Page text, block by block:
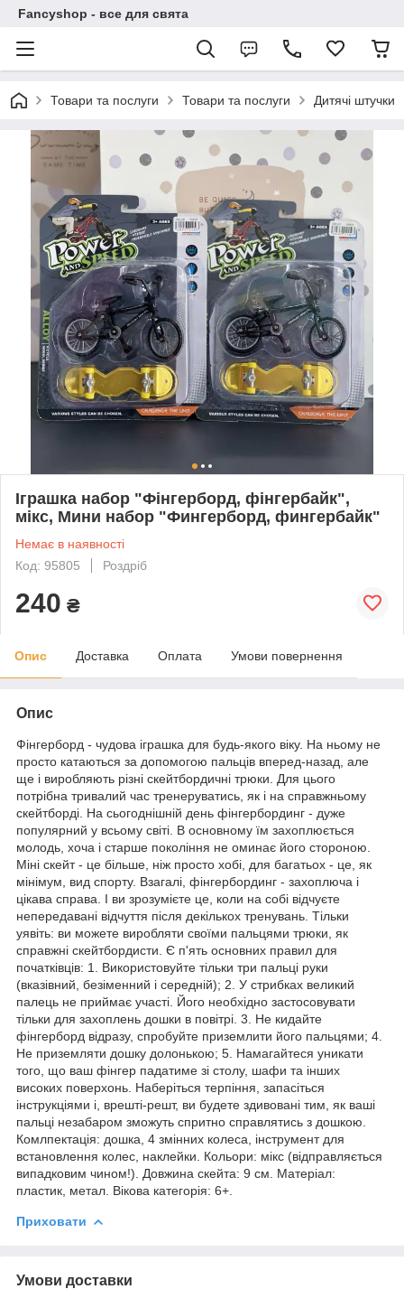
Fancyshop - все для свята
Товари та послуги Товари та послуги Дитячі штучки
Іграшка набор "Фінгерборд, фінгербайк",
мікс, Мини набор "Фингерборд, фингербайк"
Немає в наявності
Код: 95805
Роздріб
240 ₴
Опис Доставка Оплата Умови повернення
Опис
Фінгерборд - чудова іграшка для будь-якого віку. На ньому не
просто катаються за допомогою пальців вперед-назад, але
ще і виробляють різні скейтбордичні трюки. Для цього
потрібна тривалий час тренеруватись, як і на справжньому
скейтборді. На сьогоднішній день фінгербординг - дуже
популярний у всьому світі. В основному їм захоплюється
молодь, хоча і старше покоління не оминає його стороною.
Міні скейт - це більше, ніж просто хобі, для багатьох - це, як
мінімум, вид спорту. Взагалі, фінгербординг - захоплюча і
цікава справа. І ви зрозумієте це, коли на собі відчуєте
непередавані відчуття після декількох тренувань. Тільки
уявіть: ви можете виробляти своїми пальцями трюки, як
справжні скейтбордисти. Є п'ять основних правил для
початківців: 1. Використовуйте тільки три пальці руки
(вказівний, безіменний і середній); 2. У стрибках великий
палець не приймає участі. Його необхідно застосовувати
тільки для захоплень дошки в повітрі. 3. Не кидайте
фінгерборд відразу, спробуйте приземлити його пальцями; 4.
Не приземляти дошку долонькою; 5. Намагайтеся уникати
того, що ваш фінгер падатиме зі столу, шафи та інших
високих поверхонь. Наберіться терпіння, запасіться
інструкціями і, врешті-решт, ви будете здивовані тим, як ваші
пальці незабаром зможуть спритно справлятись з дошкою.
Комлпектація: дошка, 4 змінних колеса, інструмент для
встановлення колес, наклейки. Кольори: мікс (відправляється
випадковим чином!). Довжина скейта: 9 см. Матеріал:
пластик, метал. Вікова категорія: 6+.
Приховати
Умови доставки